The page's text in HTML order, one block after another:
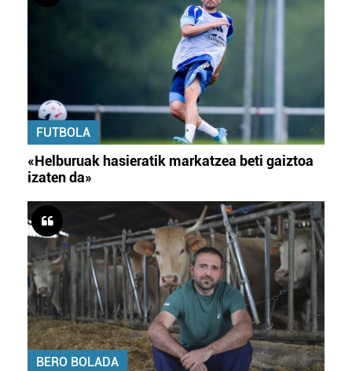
FUTBOLA
«Helburuak hasieratik markatzea beti gaiztoa
izaten da»
BERO BOLADA